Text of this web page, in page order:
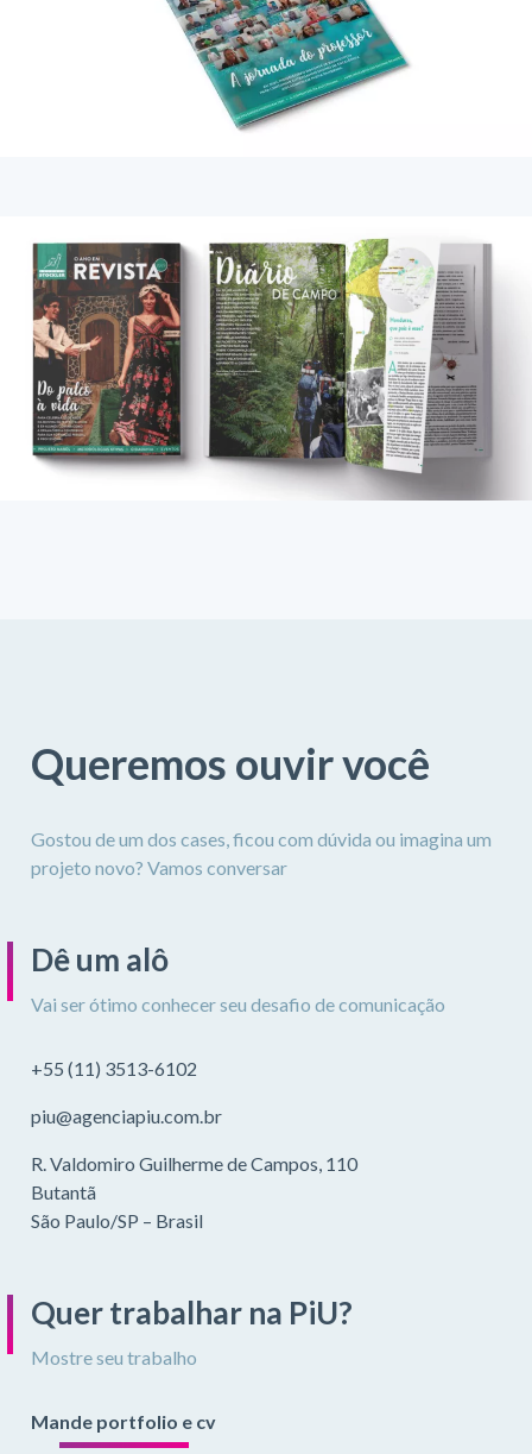
Queremos ouvir você
Gostou de um dos cases, ficou com dúvida ou imagina um
projeto novo? Vamos conversar
Dê um alô
Vai ser ótimo conhecer seu desafio de comunicação
+55 (11) 3513-6102
piu@agenciapiu.com.br
R. Valdomiro Guilherme de Campos, 110
Butantã
São Paulo/SP – Brasil
Quer trabalhar na PiU?
Mostre seu trabalho
Mande portfolio e cv